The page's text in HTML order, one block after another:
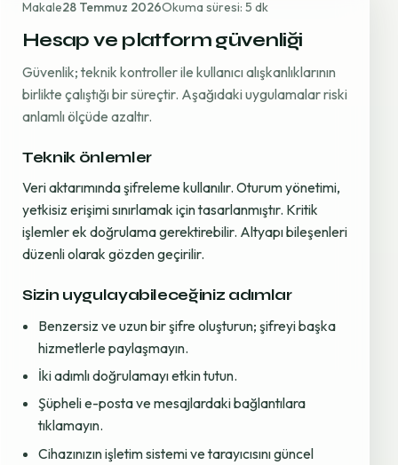
Makale28 Temmuz 2026Okuma süresi: 5 dk
Hesap ve platform güvenliği
Güvenlik; teknik kontroller ile kullanıcı alışkanlıklarının
birlikte çalıştığı bir süreçtir. Aşağıdaki uygulamalar riski
anlamlı ölçüde azaltır.
Teknik önlemler
Veri aktarımında şifreleme kullanılır. Oturum yönetimi,
yetkisiz erişimi sınırlamak için tasarlanmıştır. Kritik
işlemler ek doğrulama gerektirebilir. Altyapı bileşenleri
düzenli olarak gözden geçirilir.
Sizin uygulayabileceğiniz adımlar
Benzersiz ve uzun bir şifre oluşturun; şifreyi başka
hizmetlerle paylaşmayın.
İki adımlı doğrulamayı etkin tutun.
Şüpheli e-posta ve mesajlardaki bağlantılara
tıklamayın.
Cihazınızın işletim sistemi ve tarayıcısını güncel